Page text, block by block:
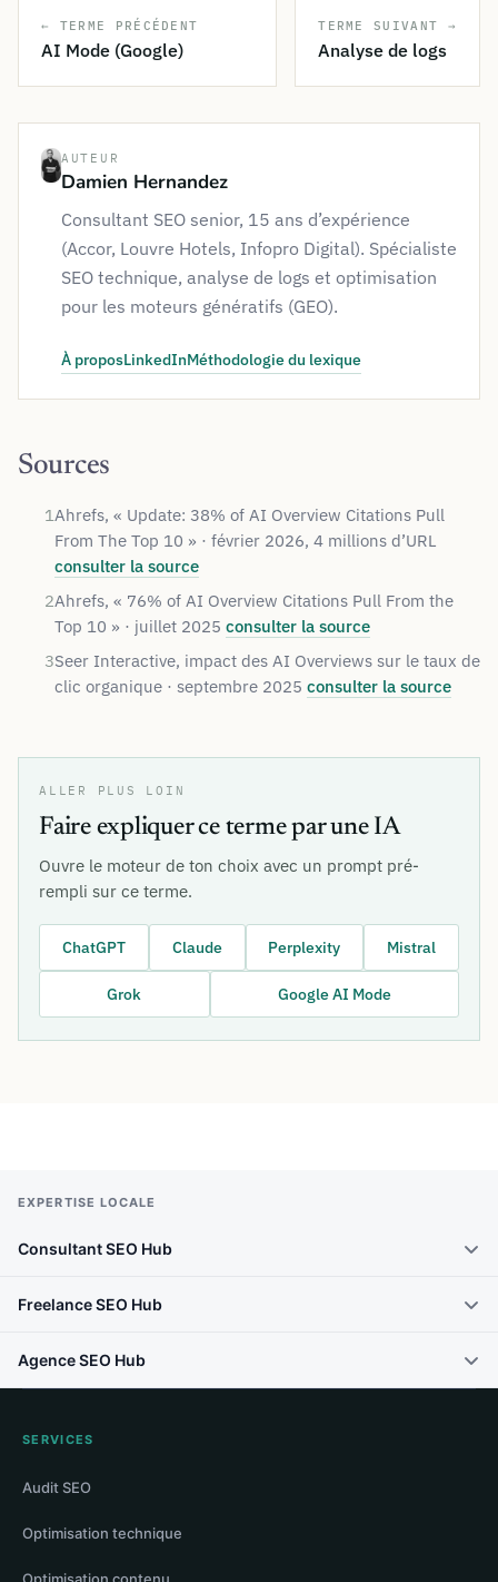
← TERME PRÉCÉDENT
AI Mode (Google)
TERME SUIVANT →
Analyse de logs
AUTEUR
Damien Hernandez
Consultant SEO senior, 15 ans d’expérience
(Accor, Louvre Hotels, Infopro Digital). Spécialiste
SEO technique, analyse de logs et optimisation
pour les moteurs génératifs (GEO).
À proposLinkedInLinkedIn de Damien Hernandez
Méthodologie du lexique
Sources
1Ahrefs, « Update: 38% of AI Overview Citations Pull
From The Top 10 » · février 2026, 4 millions d’URL
consulter la source
2Ahrefs, « 76% of AI Overview Citations Pull From the
Top 10 » · juillet 2025 consulter la source
3Seer Interactive, impact des AI Overviews sur le taux de
clic organique · septembre 2025 consulter la source
ALLER PLUS LOIN
Faire expliquer ce terme par une IA
Ouvre le moteur de ton choix avec un prompt pré-
rempli sur ce terme.
ChatGPT Claude Perplexity Mistral
Grok Google AI Mode
EXPERTISE LOCALE
Consultant SEO Hub
Freelance SEO Hub
Agence SEO Hub
SERVICES
Audit SEO
Optimisation technique